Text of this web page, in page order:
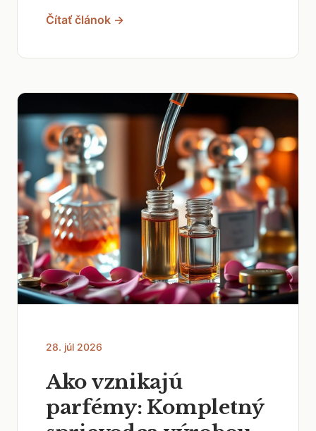
Čítať článok →
28. júl 2026
Ako vznikajú
parfémy: Kompletný